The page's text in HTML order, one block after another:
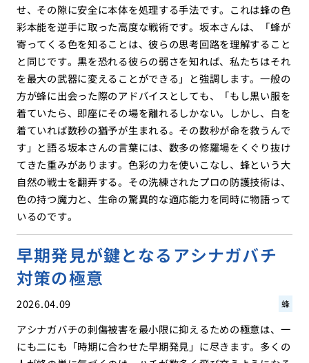
せ、その隙に安全に本体を処理する手法です。これは蜂の色
彩本能を逆手に取った高度な戦術です。坂本さんは、「蜂が
寄ってくる色を知ることは、彼らの思考回路を理解すること
と同じです。黒を恐れる彼らの弱さを知れば、私たちはそれ
を最大の武器に変えることができる」と強調します。一般の
方が蜂に出会った際のアドバイスとしても、「もし黒い服を
着ていたら、即座にその場を離れるしかない。しかし、白を
着ていれば数秒の猶予が生まれる。その数秒が命を救うんで
す」と語る坂本さんの言葉には、数多の修羅場をくぐり抜け
てきた重みがあります。色彩の力を使いこなし、蜂という大
自然の戦士を翻弄する。その洗練されたプロの防護技術は、
色の持つ魔力と、生命の驚異的な適応能力を同時に物語って
いるのです。
早期発見が鍵となるアシナガバチ
対策の極意
2026.04.09 蜂
アシナガバチの刺傷被害を最小限に抑えるための極意は、一
にも二にも「時期に合わせた早期発見」に尽きます。多くの